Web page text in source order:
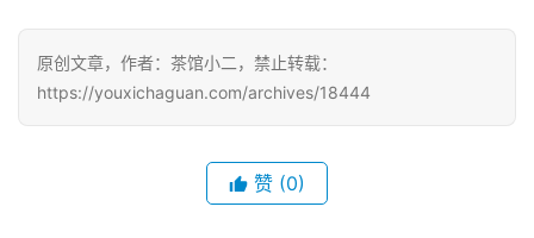
休
原创文章，作者：茶馆小二，禁止转载：
https://youxichaguan.com/archives/18444
赞 (0)